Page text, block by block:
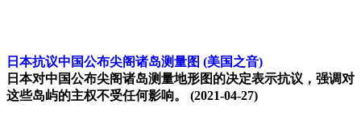
日本抗议中国公布尖阁诸岛测量图 (美国之音)
日本对中国公布尖阁诸岛测量地形图的决定表示抗议，强调对
这些岛屿的主权不受任何影响。
(2021-04-27)